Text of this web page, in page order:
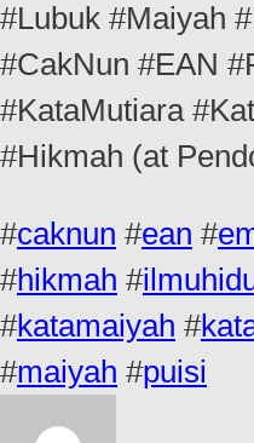
#Lubuk #Maiyah
#CakNun #EAN
#KataMutiara
#Hikmah (at
#caknun #ean #
#hikmah #
#katamaiyah #
#maiyah #puisi